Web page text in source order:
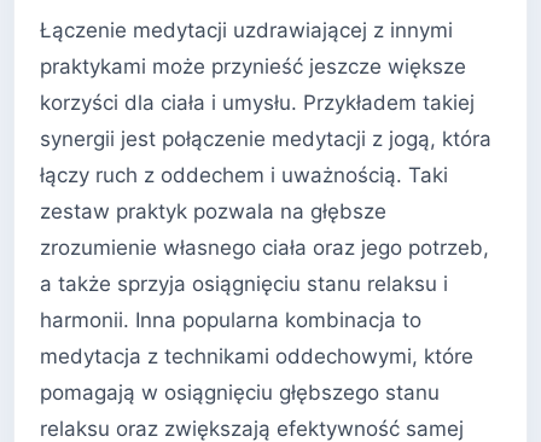
Łączenie medytacji uzdrawiającej z innymi
praktykami może przynieść jeszcze większe
korzyści dla ciała i umysłu. Przykładem takiej
synergii jest połączenie medytacji z jogą, która
łączy ruch z oddechem i uważnością. Taki
zestaw praktyk pozwala na głębsze
zrozumienie własnego ciała oraz jego potrzeb,
a także sprzyja osiągnięciu stanu relaksu i
harmonii. Inna popularna kombinacja to
medytacja z technikami oddechowymi, które
pomagają w osiągnięciu głębszego stanu
relaksu oraz zwiększają efektywność samej